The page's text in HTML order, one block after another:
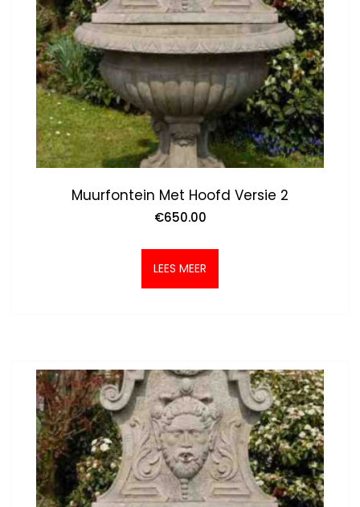
Muurfontein Met Hoofd Versie 2
€650.00
LEES MEER